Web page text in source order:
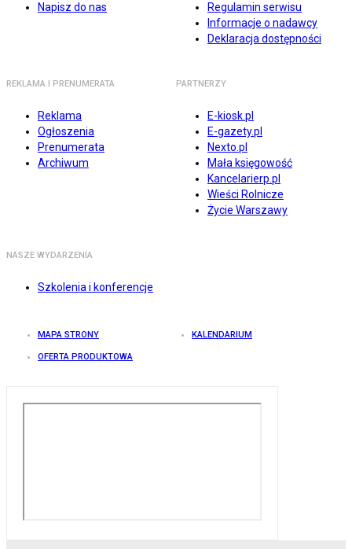
Napisz do nas
Regulamin serwisu
Informacje o nadawcy
Deklaracja dostępności
REKLAMA I PRENUMERATA
Reklama
Ogłoszenia
Prenumerata
Archiwum
PARTNERZY
E-kiosk.pl
E-gazety.pl
Nexto.pl
Mała księgowość
Kancelarierp.pl
Wieści Rolnicze
Życie Warszawy
NASZE WYDARZENIA
Szkolenia i konferencje
MAPA STRONY KALENDARIUM
OFERTA PRODUKTOWA